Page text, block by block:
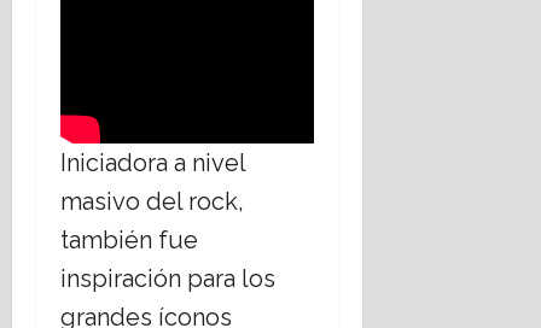
Iniciadora a nivel
masivo del rock,
también fue
inspiración para los
grandes íconos